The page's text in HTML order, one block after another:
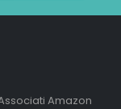
Amazon